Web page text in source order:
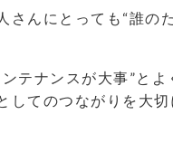
さんにとっても“誰の
テナンスが大事”と
てのつながりを大